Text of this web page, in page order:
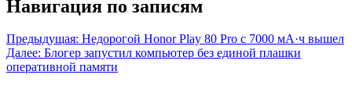
Навигация по записям
Предыдущая: Недорогой Honor Play 80 Pro c 7000 мА·ч вышел
Далее: Блогер запустил компьютер без единой плашки
оперативной памяти